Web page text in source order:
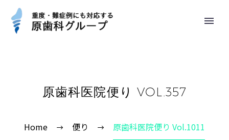
原歯科医院便り VOL.357
Home 便り 原歯科医院便り Vol.1011